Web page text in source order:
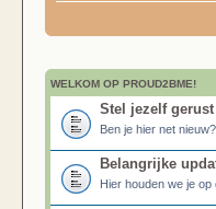
WELKOM OP PROUD2BME!
Stel jezelf
Ben je hier net
Belangrijke
Hier houden we je